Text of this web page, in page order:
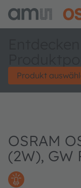
Produkt
OSRAM
(2W), GW